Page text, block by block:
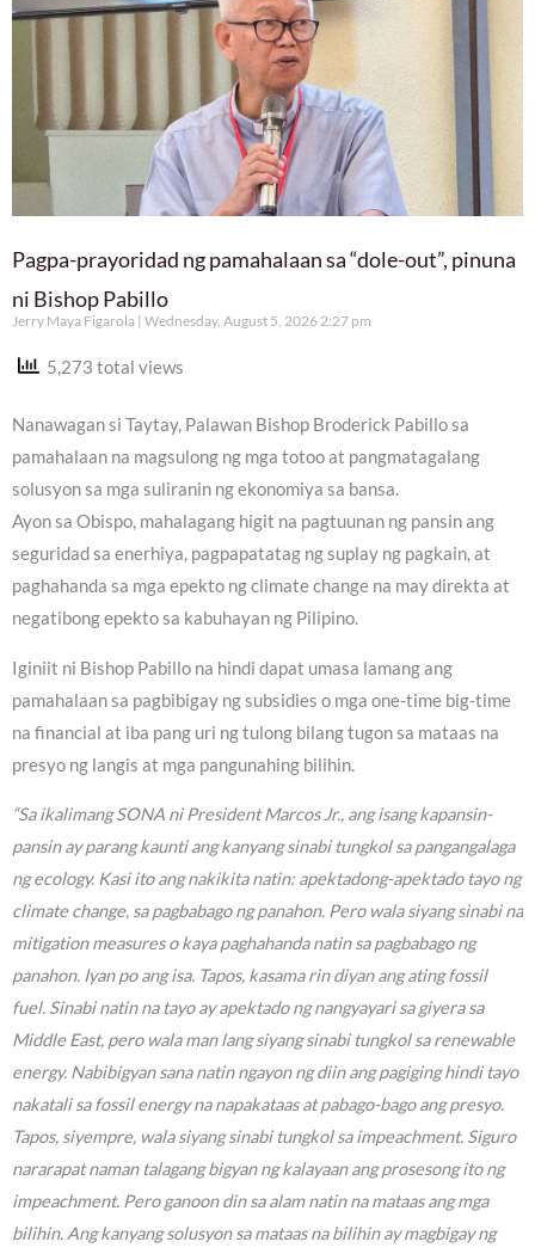
Pagpa-prayoridad ng pamahalaan sa “dole-out”, pinuna
ni Bishop Pabillo
Jerry Maya Figarola Wednesday, August 5, 2026 2:27 pm
5,273 total views
Nanawagan si Taytay, Palawan Bishop Broderick Pabillo sa
pamahalaan na magsulong ng mga totoo at pangmatagalang
solusyon sa mga suliranin ng ekonomiya sa bansa.
Ayon sa Obispo, mahalagang higit na pagtuunan ng pansin ang
seguridad sa enerhiya, pagpapatatag ng suplay ng pagkain, at
paghahanda sa mga epekto ng climate change na may direkta at
negatibong epekto sa kabuhayan ng Pilipino.
Iginiit ni Bishop Pabillo na hindi dapat umasa lamang ang
pamahalaan sa pagbibigay ng subsidies o mga one-time big-time
na financial at iba pang uri ng tulong bilang tugon sa mataas na
presyo ng langis at mga pangunahing bilihin.
“Sa ikalimang SONA ni President Marcos Jr., ang isang kapansin-
pansin ay parang kaunti ang kanyang sinabi tungkol sa pangangalaga
ng ecology. Kasi ito ang nakikita natin: apektadong-apektado tayo ng
climate change, sa pagbabago ng panahon. Pero wala siyang sinabi na
mitigation measures o kaya paghahanda natin sa pagbabago ng
panahon. Iyan po ang isa. Tapos, kasama rin diyan ang ating fossil
fuel. Sinabi natin na tayo ay apektado ng nangyayari sa giyera sa
Middle East, pero wala man lang siyang sinabi tungkol sa renewable
energy. Nabibigyan sana natin ngayon ng diin ang pagiging hindi tayo
nakatali sa fossil energy na napakataas at pabago-bago ang presyo.
Tapos, siyempre, wala siyang sinabi tungkol sa impeachment. Siguro
nararapat naman talagang bigyan ng kalayaan ang prosesong ito ng
impeachment. Pero ganoon din sa alam natin na mataas ang mga
bilihin. Ang kanyang solusyon sa mataas na bilihin ay magbigay ng